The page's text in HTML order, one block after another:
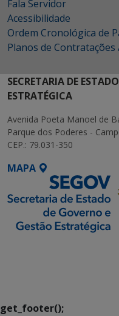
Fala Servidor
Acessibilidade
Ordem Cronológica de
Planos de Contratações
SECRETARIA DE
ESTRATÉGICA
Avenida Poeta Manoel de
Parque dos Poderes -
CEP.: 79.031-350
MAPA
get_footer();